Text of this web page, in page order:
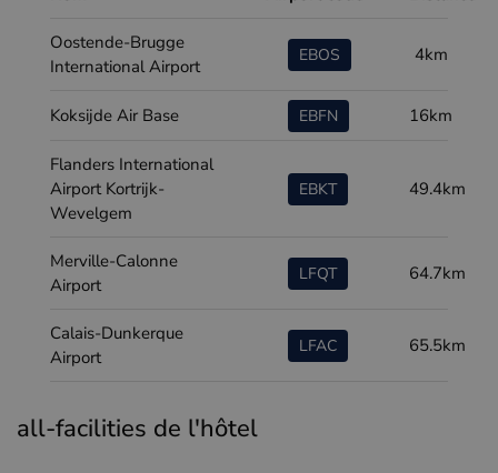
Oostende-Brugge
International Airport
EBOS 4km
Koksijde Air Base EBFN 16km
Flanders International
Airport Kortrijk-
Wevelgem
EBKT 49.4km
Merville-Calonne
Airport
LFQT 64.7km
Calais-Dunkerque
Airport
LFAC 65.5km
all-facilities de l'hôtel